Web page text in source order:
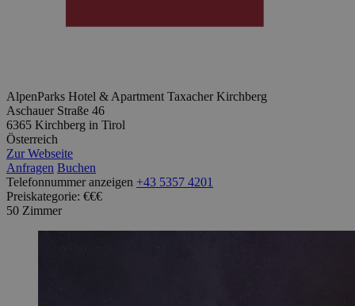
AlpenParks Hotel & Apartment Taxacher Kirchberg
Aschauer Straße 46
6365 Kirchberg in Tirol
Österreich
Zur Webseite
Anfragen Buchen
Telefonnummer anzeigen +43 5357 4201
Preiskategorie: €€€
50 Zimmer